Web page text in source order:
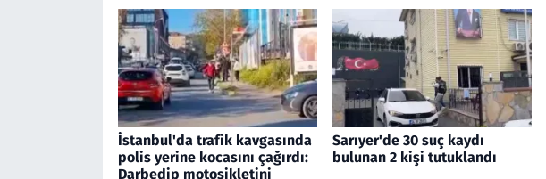
İstanbul'da trafik kavgasında
polis yerine kocasını çağırdı:
Darbedip motosikletini
Sarıyer'de 30 suç kaydı
bulunan 2 kişi tutuklandı